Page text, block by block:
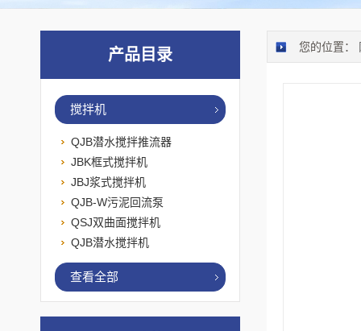
您的位置：
产品目录
搅拌机
QJB潜水搅拌推流器
JBK框式搅拌机
JBJ浆式搅拌机
QJB-W污泥回流泵
QSJ双曲面搅拌机
QJB潜水搅拌机
查看全部